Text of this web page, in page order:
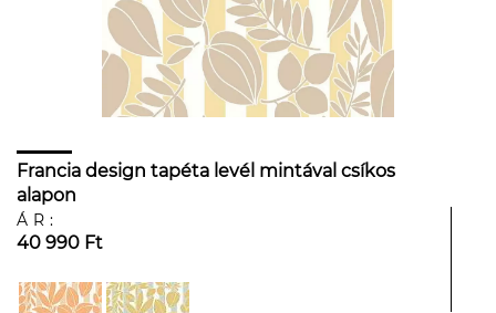
Francia design tapéta levél mintával csíkos
alapon
ÁR:
40 990 Ft